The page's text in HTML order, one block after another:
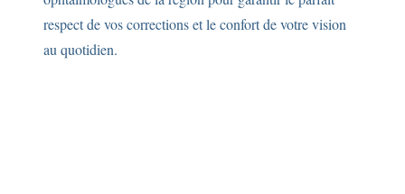
respect de vos corrections et le confort de votre vision
au quotidien.